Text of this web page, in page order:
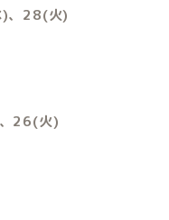
、28(火)
26(火)